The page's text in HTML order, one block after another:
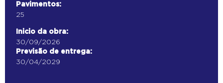
Pavimentos:
25
Inicio da obra:
30/09/2026
Previsão de entrega:
30/04/2029